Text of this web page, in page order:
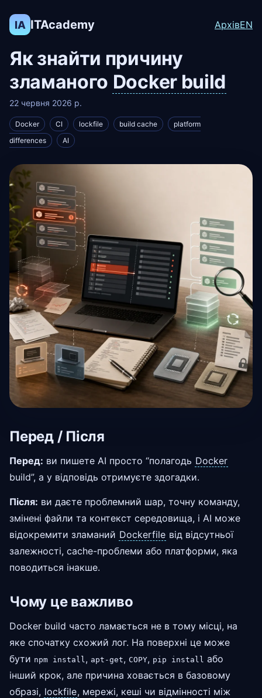
IA ITAcademy АрхівEN
Як знайти причину
зламаного Docker build
22 червня 2026 р.
Docker CI lockfile build cache
platform
differences
AI
Перед / Після
Перед: ви пишете AI просто “полагодь Docker
build”, а у відповідь отримуєте здогадки.
Після: ви даєте проблемний шар, точну команду,
змінені файли та контекст середовища, і AI може
відокремити зламаний Dockerfile від відсутньої
залежності, cache-проблеми або платформи, яка
поводиться інакше.
Чому це важливо
Docker build часто ламається не в тому місці, на
яке спочатку схожий лог. На поверхні це може
бути npm install, apt-get, COPY, pip install або
інший крок, але причина ховається в базовому
образі, lockfile, мережі, кеші чи відмінності між